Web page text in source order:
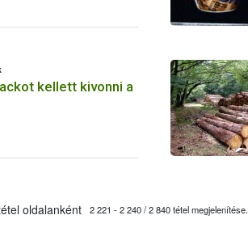
kellett kivonni a
oldalanként 2 221 - 2 240 / 2 840 tétel megjelenítése.